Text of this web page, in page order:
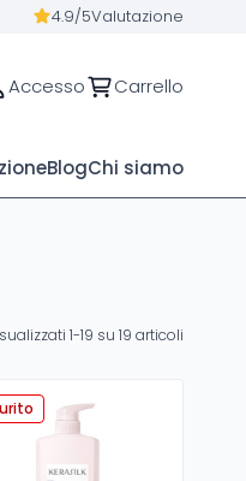
4.9/5Valutazione
Accesso Carrello
BlogChi siamo
1-19 su 19 articoli